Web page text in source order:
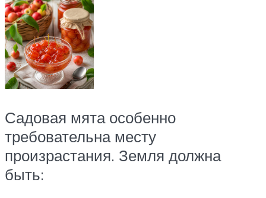
Садовая мята особенно
требовательна месту
произрастания. Земля должна
быть: